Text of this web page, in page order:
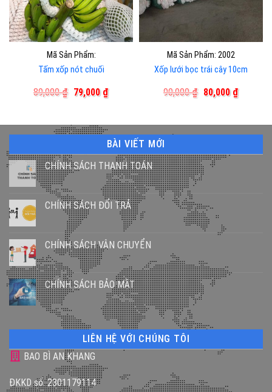
Mã Sản Phẩm:
Tấm xốp nót chuối
89,000₫ Giá
gốc
79,000 ₫Giá
hiện
Mã Sản Phẩm: 2002
Xốp lưới bọc trái cây 10cm
90,000₫ Giá
gốc
80,000 ₫Giá
hiện
BÀI VIẾT MỚI
CHÍNH SÁCH THANH TOÁN
CHÍNH SÁCH ĐỔI TRẢ
CHÍNH SÁCH VẬN CHUYỂN
CHÍNH SÁCH BẢO MẬT
LIÊN HỆ VỚI CHÚNG TÔI
BAO BÌ AN KHANG
ĐKKD số: 2301179114